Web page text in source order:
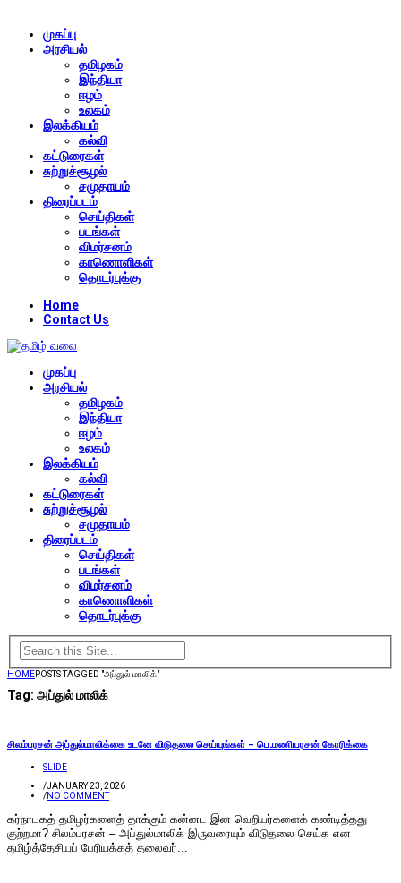
முகப்பு
அரசியல்
தமிழகம்
இந்தியா
ஈழம்
உலகம்
இலக்கியம்
கல்வி
கட்டுரைகள்
சுற்றுச்சூழல்
சமுதாயம்
திரைப்படம்
செய்திகள்
படங்கள்
விமர்சனம்
காணொளிகள்
தொடர்புக்கு
Home
Contact Us
முகப்பு
அரசியல்
தமிழகம்
இந்தியா
ஈழம்
உலகம்
இலக்கியம்
கல்வி
கட்டுரைகள்
சுற்றுச்சூழல்
சமுதாயம்
திரைப்படம்
செய்திகள்
படங்கள்
விமர்சனம்
காணொளிகள்
தொடர்புக்கு
HOMEPOSTS TAGGED "அப்துல் மாலிக்"
Tag: அப்துல் மாலிக்
சிலம்பரசன் அப்துல்மாலிக்கை உடனே விடுதலை செய்யுங்கள் – பெ.மணியரசன் கோரிக்கை
SLIDE
/JANUARY 23, 2026
/NO COMMENT
கர்நாடகத் தமிழர்களைத் தாக்கும் கன்னட இன வெறியர்களைக் கண்டித்தது
குற்றமா? சிலம்பரசன் – அப்துல்மாலிக் இருவரையும் விடுதலை செய்க என
தமிழ்த்தேசியப் பேரியக்கத் தலைவர்...